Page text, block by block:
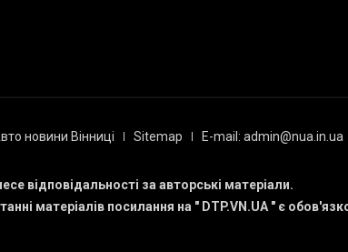
новини Вінниці Sitemap E-mail: admin@nua.in.ua
відповідальності за авторські матеріали.
матеріалів посилання на " DTP.VN.UA " є